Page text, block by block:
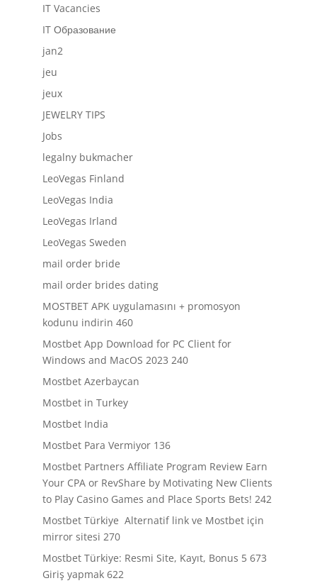
IT Vacancies
IT Образование
jan2
jeu
jeux
JEWELRY TIPS
Jobs
legalny bukmacher
LeoVegas Finland
LeoVegas India
LeoVegas Irland
LeoVegas Sweden
mail order bride
mail order brides dating
MOSTBET APK uygulamasını + promosyon
kodunu indirin 460
Mostbet App Download for PC Client for
Windows and MacOS 2023 240
Mostbet Azerbaycan
Mostbet in Turkey
Mostbet India
Mostbet Para Vermiyor 136
Mostbet Partners Affiliate Program Review Earn
Your CPA or RevShare by Motivating New Clients
to Play Casino Games and Place Sports Bets! 242
Mostbet Türkiye ️ Alternatif link ve Mostbet için
mirror sitesi 270
Mostbet Türkiye: Resmi Site, Kayıt, Bonus 5 673
Giriş yapmak 622